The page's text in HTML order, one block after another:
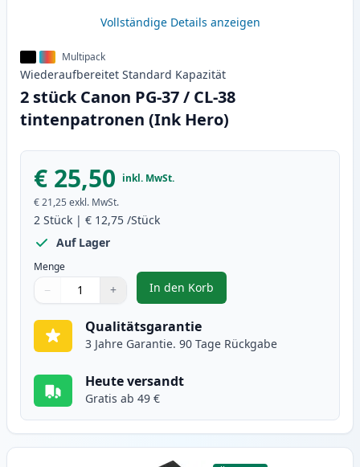
Vollständige Details anzeigen
Multipack
Wiederaufbereitet Standard Kapazität
2 stück Canon PG-37 / CL-38
tintenpatronen (Ink Hero)
€ 25,50 inkl. MwSt.
€ 21,25 exkl. MwSt.
2 Stück | € 12,75 /Stück
Auf Lager
Menge
Verwenden Sie die Tasten, um anzupassen
− +
1
In den Korb
, 2 stück Canon PG-37 / CL-38
Qualitätsgarantie
3 Jahre Garantie. 90 Tage Rückgabe
Heute versandt
Gratis ab 49 €